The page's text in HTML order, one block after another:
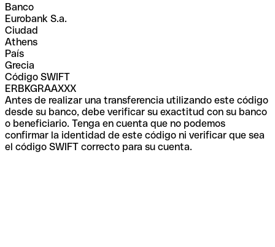
Banco
Eurobank S.a.
Ciudad
Athens
País
Grecia
Código SWIFT
ERBKGRAAXXX
Antes de realizar una transferencia utilizando este código
desde su banco, debe verificar su exactitud con su banco
o beneficiario. Tenga en cuenta que no podemos
confirmar la identidad de este código ni verificar que sea
el código SWIFT correcto para su cuenta.